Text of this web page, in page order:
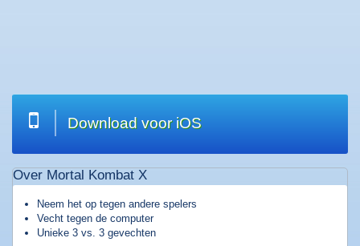
zoekt
20
downloads
Software
downloaden
Games
Download voor iOS
Over Mortal Kombat X
Neem het op tegen andere spelers
Vecht tegen de computer
Unieke 3 vs. 3 gevechten